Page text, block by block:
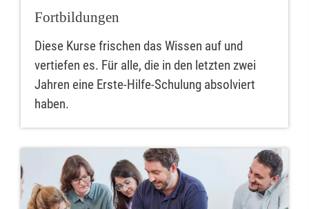
Fortbildungen
Diese Kurse frischen das Wissen auf und
vertiefen es. Für alle, die in den letzten zwei
Jahren eine Erste-Hilfe-Schulung absolviert
haben.